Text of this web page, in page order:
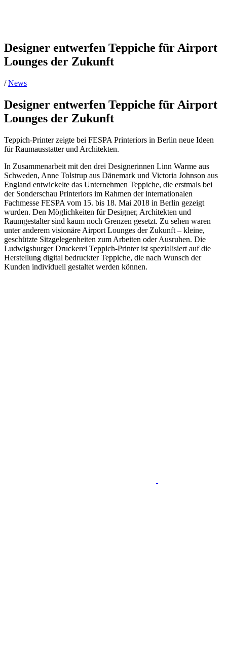
Designer entwerfen Teppiche für Airport
Lounges der Zukunft
/News
Designer entwerfen Teppiche für Airport
Lounges der Zukunft
Teppich-Printer zeigte bei FESPA Printeriors in Berlin neue Ideen
für Raumausstatter und Architekten.
In Zusammenarbeit mit den drei Designerinnen Linn Warme aus
Schweden, Anne Tolstrup aus Dänemark und Victoria Johnson aus
England entwickelte das Unternehmen Teppiche, die erstmals bei
der Sonderschau Printeriors im Rahmen der internationalen
Fachmesse FESPA vom 15. bis 18. Mai 2018 in Berlin gezeigt
wurden. Den Möglichkeiten für Designer, Architekten und
Raumgestalter sind kaum noch Grenzen gesetzt. Zu sehen waren
unter anderem visionäre Airport Lounges der Zukunft – kleine,
geschützte Sitzgelegenheiten zum Arbeiten oder Ausruhen. Die
Ludwigsburger Druckerei Teppich-Printer ist spezialisiert auf die
Herstellung digital bedruckter Teppiche, die nach Wunsch der
Kunden individuell gestaltet werden können.